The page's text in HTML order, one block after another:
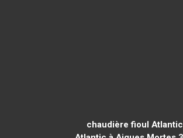
chaudière fioul Atlantic